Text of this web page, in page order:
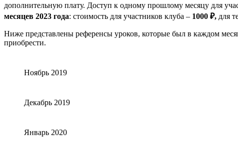
дополнительную плату. Доступ к одному прошлому месяцу для
месяцев 2023 года: стоимость для участников клуба – 1000 ₽, для
Ниже представлены референсы уроков, которые был в каждом
приобрести.
Ноябрь 2019
Декабрь 2019
Январь 2020